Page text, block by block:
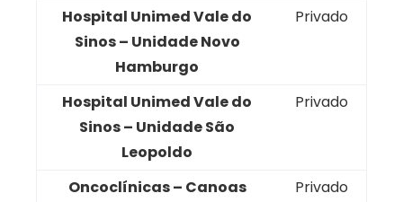
Hospital Unimed Vale do
Sinos – Unidade Novo
Hamburgo
Privado
Hospital Unimed Vale do
Sinos – Unidade São
Leopoldo
Privado
Oncoclínicas – Canoas
Privado